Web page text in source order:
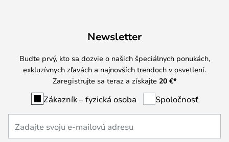
Newsletter
Buďte prvý, kto sa dozvie o našich špeciálnych ponukách,
exkluzívnych zľavách a najnovších trendoch v osvetlení.
Zaregistrujte sa teraz a získajte 20 €*
Zákazník – fyzická osoba Spoločnosť